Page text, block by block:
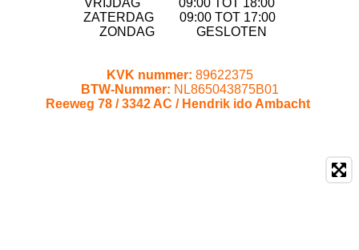
VRIJDAG
09:00 TOT 18:00
ZATERDAG 09:00 TOT 17:00
ZONDAG GESLOTEN
KVK nummer: 89622375
BTW-Nummer: NL865043875B01
Reeweg 78 /3342 AC / Hendrik ido Ambacht